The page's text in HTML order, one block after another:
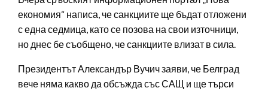
економия“ написа, че санкциите ще бъдат отложени
с една седмица, като се позова на свои източници,
но днес бе съобщено, че санкциите влизат в сила.
Президентът Александър Вучич заяви, че Белград
вече няма какво да обсъжда със САЩ и ще търси